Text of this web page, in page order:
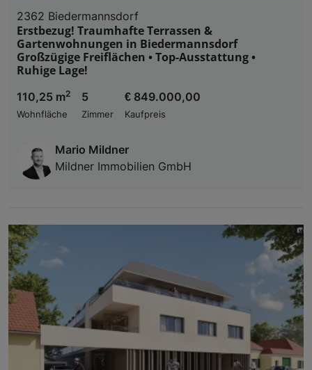
2362 Biedermannsdorf
Erstbezug! Traumhafte Terrassen &
Gartenwohnungen in Biedermannsdorf
Großzügige Freiflächen • Top-Ausstattung •
Ruhige Lage!
110,25 m2
Wohnfläche
5
Zimmer
€ 849.000,00
Kaufpreis
Mario Mildner
Mildner Immobilien GmbH